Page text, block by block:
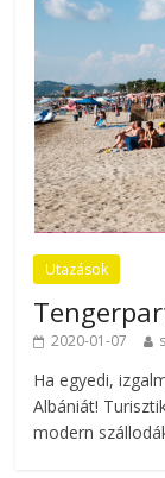
Utazások
2020-01-07
Ha egyedi,
Albániát!
modern